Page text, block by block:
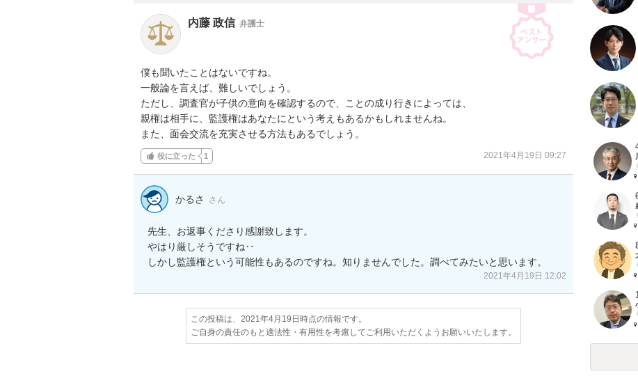
内藤 政信 弁護士
僕も聞いたことはないですね。
一般論を言えば、難しいでしょう。
ただし、調査官が子供の意向を確認するので、ことの成り行きによっては、
親権は相手に、監護権はあなたにという考えもあるかもしれませんね。
また、面会交流を充実させる方法もあるでしょう。
役に立った 1 2021年4月19日 09:27
かるさ さん
先生、お返事くださり感謝致します。
やはり厳しそうですね‥
しかし監護権という可能性もあるのですね。知りませんでした。調べてみたいと思います。
2021年4月19日 12:02
この投稿は、2021年4月19日時点の情報です。
ご自身の責任のもと適法性・有用性を考慮してご利用いただくようお願いいたします。